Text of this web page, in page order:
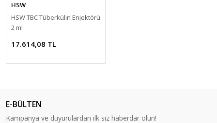
HSW
HSW TBC Tüberkülin Enjektörü
2 ml
17.614,08 TL
E-BÜLTEN
Kampanya ve duyurulardan ilk siz haberdar olun!